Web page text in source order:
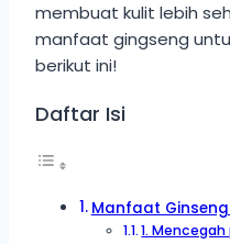
membuat kulit lebih
manfaat gingseng
berikut ini!
Daftar Isi
Manfaat
1.